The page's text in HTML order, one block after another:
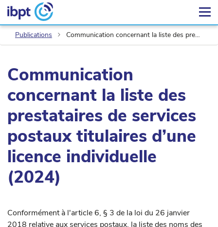
Publications Communication concernant la liste des prestataires de services postaux titulaires d’une licence individuelle (2024)
Communication
concernant la liste des
prestataires de services
postaux titulaires d’une
licence individuelle
(2024)
Conformément à l'article 6, § 3 de la loi du 26 janvier
2018 relative aux services postaux, la liste des noms des